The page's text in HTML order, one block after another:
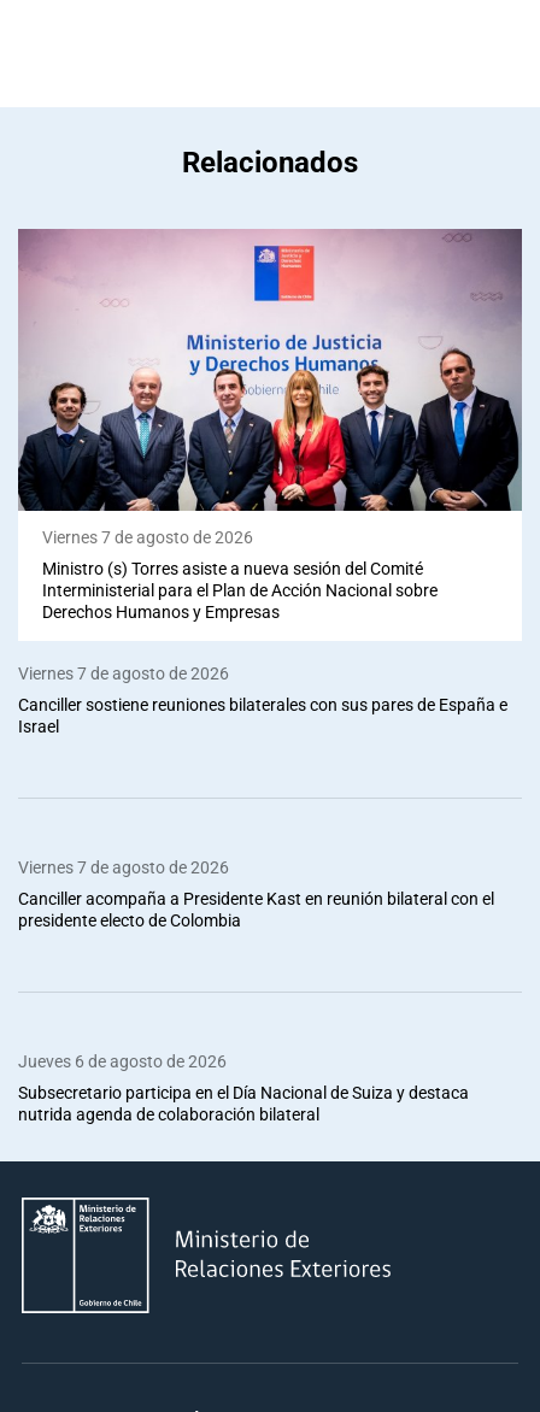
Relacionados
Viernes 7 de agosto de 2026
Ministro (s) Torres asiste a nueva sesión del Comité
Interministerial para el Plan de Acción Nacional sobre
Derechos Humanos y Empresas
Viernes 7 de agosto de 2026
Canciller sostiene reuniones bilaterales con sus pares de España e
Israel
Viernes 7 de agosto de 2026
Canciller acompaña a Presidente Kast en reunión bilateral con el
presidente electo de Colombia
Jueves 6 de agosto de 2026
Subsecretario participa en el Día Nacional de Suiza y destaca
nutrida agenda de colaboración bilateral